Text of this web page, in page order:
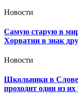
Новости
Самую старую в
Хорватии в знак
Новости
Школьники в
проходит один из их